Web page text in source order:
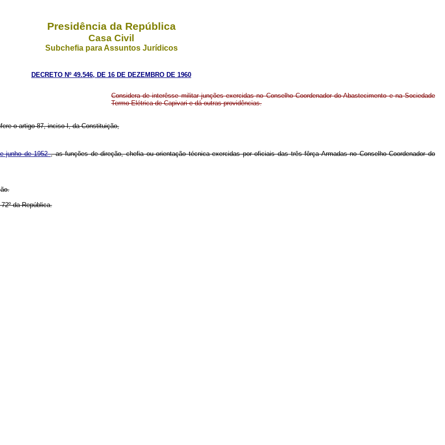
Presidência da República
Casa Civil
Subchefia para Assuntos Jurídicos
DECRETO Nº 49.546, DE 16 DE DEZEMBRO DE 1960
Considera de interêsse militar junções exercidas no Conselho Coordenador do Abastecimento e na Sociedade
Termo-Elétrica de Capivari e dá outras providências.
o artigo 87, inciso I, da Constituição,
junho de 1952, as funções de direção, chefia ou orientação técnica exercidas por oficiais das três fôrça Armadas no Conselho Coordenador do
da República.